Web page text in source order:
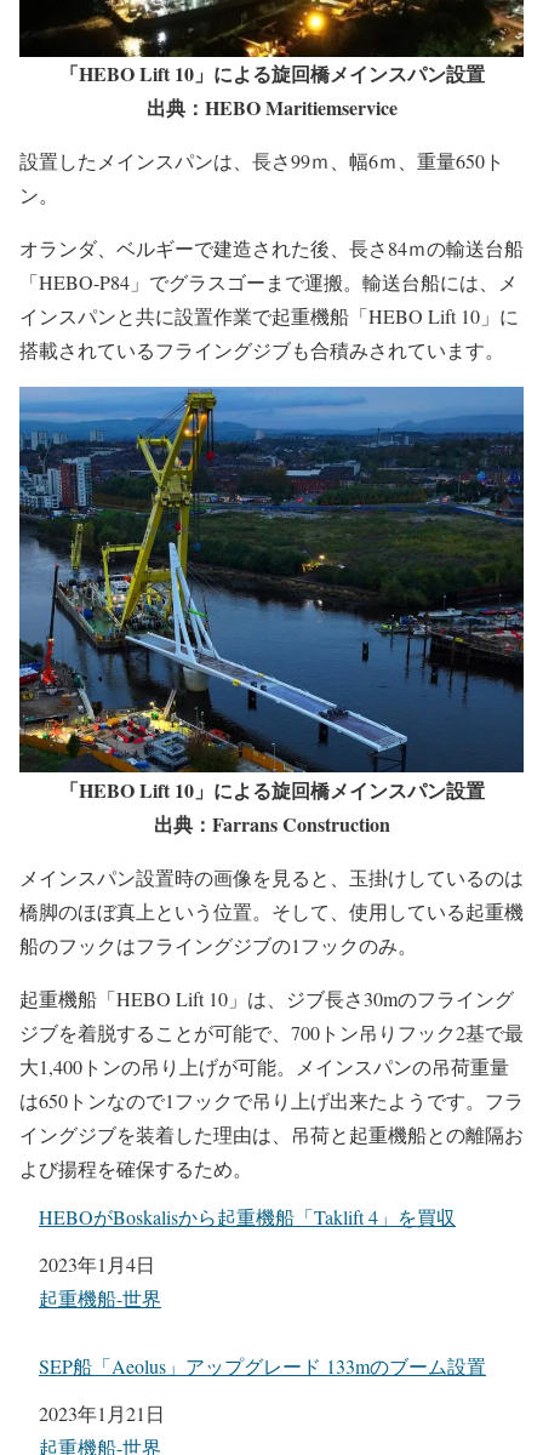
「HEBO Lift 10」による旋回橋メインスパン設置
出典：HEBO Maritiemservice
設置したメインスパンは、長さ99ｍ、幅6ｍ、重量650ト
ン。
オランダ、ベルギーで建造された後、長さ84ｍの輸送台船
「HEBO-P84」でグラスゴーまで運搬。輸送台船には、メ
インスパンと共に設置作業で起重機船「HEBO Lift 10」に
搭載されているフライングジブも合積みされています。
「HEBO Lift 10」による旋回橋メインスパン設置
出典：Farrans Construction
メインスパン設置時の画像を見ると、玉掛けしているのは
橋脚のほぼ真上という位置。そして、使用している起重機
船のフックはフライングジブの1フックのみ。
起重機船「HEBO Lift 10」は、ジブ長さ30mのフライング
ジブを着脱することが可能で、700トン吊りフック2基で最
大1,400トンの吊り上げが可能。メインスパンの吊荷重量
は650トンなので1フックで吊り上げ出来たようです。フラ
イングジブを装着した理由は、吊荷と起重機船との離隔お
よび揚程を確保するため。
HEBOがBoskalisから起重機船「Taklift 4」を買収
日付
2023年1月4日
関連理由
起重機船-世界
SEP船「Aeolus」アップグレード 133mのブーム設置
日付
2023年1月21日
関連理由
起重機船-世界